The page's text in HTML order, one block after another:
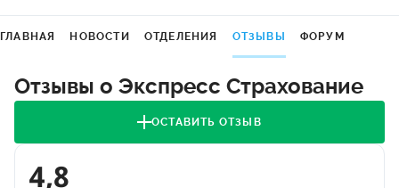
ГЛАВНАЯ НОВОСТИ ОТДЕЛЕНИЯ ОТЗЫВЫ ФОРУМ
Отзывы о Экспресс Страхование
ОСТАВИТЬ ОТЗЫВ
4,8